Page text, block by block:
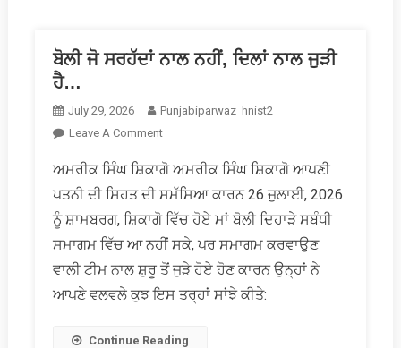
ਬੋਲੀ ਜੋ ਸਰਹੱਦਾਂ ਨਾਲ ਨਹੀਂ, ਦਿਲਾਂ ਨਾਲ ਜੁੜੀ
ਹੈ…
July 29, 2026
Punjabiparwaz_hnist2
Leave A CommentOn
ਜੋ
ਸਰਹੱਦਾਂ
ਨਾਲ
ਨਹੀਂ,
ਨਾਲ
ਜੁੜੀ
ਅਮਰੀਕ ਸਿੰਘ ਸ਼ਿਕਾਗੋ ਅਮਰੀਕ ਸਿੰਘ ਸ਼ਿਕਾਗੋ ਆਪਣੀ
ਪਤਨੀ ਦੀ ਸਿਹਤ ਦੀ ਸਮੱਸਿਆ ਕਾਰਨ 26 ਜੁਲਾਈ, 2026
ਨੂੰ ਸ਼ਾਮਬਰਗ, ਸ਼ਿਕਾਗੋ ਵਿੱਚ ਹੋਏ ਮਾਂ ਬੋਲੀ ਦਿਹਾੜੇ ਸਬੰਧੀ
ਸਮਾਗਮ ਵਿੱਚ ਆ ਨਹੀਂ ਸਕੇ, ਪਰ ਸਮਾਗਮ ਕਰਵਾਉਣ
ਵਾਲੀ ਟੀਮ ਨਾਲ ਸ਼ੁਰੂ ਤੋਂ ਜੁੜੇ ਹੋਏ ਹੋਣ ਕਾਰਨ ਉਨ੍ਹਾਂ ਨੇ
ਆਪਣੇ ਵਲਵਲੇ ਕੁਝ ਇਸ ਤਰ੍ਹਾਂ ਸਾਂਝੇ ਕੀਤੇ:
Continue Reading